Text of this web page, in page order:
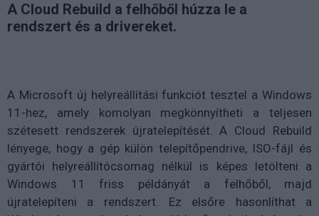
A Cloud Rebuild a felhőből húzza le a
rendszert és a drivereket.
A Microsoft új helyreállítási funkciót tesztel a Windows
11-hez, amely komolyan megkönnyítheti a teljesen
szétesett rendszerek újratelepítését. A Cloud Rebuild
lényege, hogy a gép külön telepítőpendrive, ISO-fájl és
gyártói helyreállítócsomag nélkül is képes letölteni a
Windows 11 friss példányát a felhőből, majd
újratelepíteni a rendszert. Ez elsőre hasonlíthat a